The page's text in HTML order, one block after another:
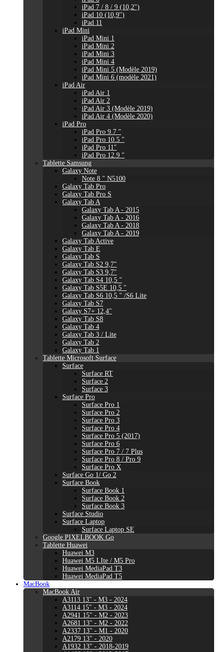
iPad 7 / 8 / 9 (10,2")
iPad 10 (10,9'')
iPad 11
iPad Mini
iPad Mini 1
iPad Mini 2
iPad Mini 3
iPad Mini 4
iPad Mini 5 (Modèle 2019)
iPad Mini 6 (modèle 2021)
iPad Air
iPad Air 1
iPad Air 2
iPad Air 3 (Modèle 2019)
iPad Air 4 (Modèle 2020)
iPad Pro
iPad Pro 9.7 "
iPad Pro 10.5 "
iPad Pro 11"
iPad Pro 12.9 "
Tablette Samsung
Galaxy Note
Note 8 " N5100
Galaxy Tab Pro
Galaxy Tab Pro S
Galaxy Tab A
Galaxy Tab A - 2015
Galaxy Tab A - 2016
Galaxy Tab A - 2018
Galaxy Tab A - 2019
Galaxy Tab Active
Galaxy Tab E
Galaxy Tab S
Galaxy Tab S2 9,7"
Galaxy Tab S3 9,7"
Galaxy Tab S4 10,5 "
Galaxy Tab S5E 10,5 "
Galaxy Tab S6 10,5 " /S6 Lite
Galaxy Tab S7
Galaxy S7+ 12,4"
Galaxy Tab S8
Galaxy Tab 4
Galaxy Tab 3 / Lite
Galaxy Tab 2
Galaxy Tab 1
Tablette Microsoft Surface
Surface
Surface RT
Surface 2
Surface 3
Surface Pro
Surface Pro 1
Surface Pro 2
Surface Pro 3
Surface Pro 4
Surface Pro 5 (2017)
Surface Pro 6
Surface Pro 7 / 7 Plus
Surface Pro 8 / Pro 9
Surface Pro X
Surface Go 1/ Go 2
Surface Book
Surface Book 1
Surface Book 2
Surface Book 3
Surface Studio
Surface Laptop
Surface Laptop SE
Google PIXELBOOK Go
Tablette Huawei
Huawei M3
Huawei M5 LIte / M5 Pro
Huawei MediaPad T3
Huawei MediaPad T5
MacBook
MacBook Air
A3113 13" - M3 - 2024
A3114 15" - M3 - 2024
A2941 15" - M2 - 2023
A2681 13" - M2 - 2022
A2337 13" - M1 - 2020
A2179 13" - 2020
A1932 13" - 2018-2019